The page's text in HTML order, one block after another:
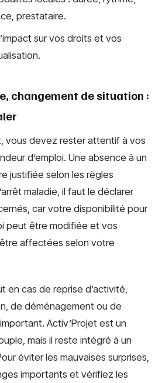
prestataire.
sur vos droits et vos
changement de situation :
vous devez rester attentif à vos
d’emploi. Une absence à un
justifiée selon les règles
maladie, il faut le déclarer
car votre disponibilité pour
peut être modifiée et vos
affectées selon votre
en cas de reprise d’activité,
de déménagement ou de
Activ’Projet est un
mais il reste intégré à un
éviter les mauvaises surprises,
importants et vérifiez les